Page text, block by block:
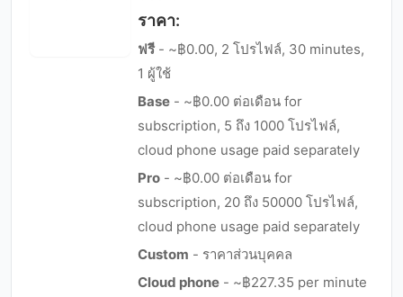
ราคา:
ฟรี- ~฿0.00, 2 โปรไฟล์, 30 minutes,
1 ผู้ใช้
Base - ~฿0.00 ต่อเดือน for
subscription, 5 ถึง 1000 โปรไฟล์,
cloud phone usage paid separately
Pro - ~฿0.00 ต่อเดือน for
subscription, 20 ถึง 50000 โปรไฟล์,
cloud phone usage paid separately
Custom - ราคาส่วนบุคคล
Cloud phone - ~฿227.35 per minute